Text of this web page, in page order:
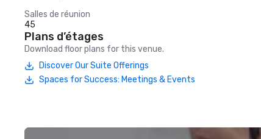
Salles de réunion
45
Plans d’étages
Download floor plans for this venue.
Discover Our Suite Offerings
Spaces for Success: Meetings & Events